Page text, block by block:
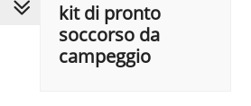
kit di pronto
soccorso da
campeggio